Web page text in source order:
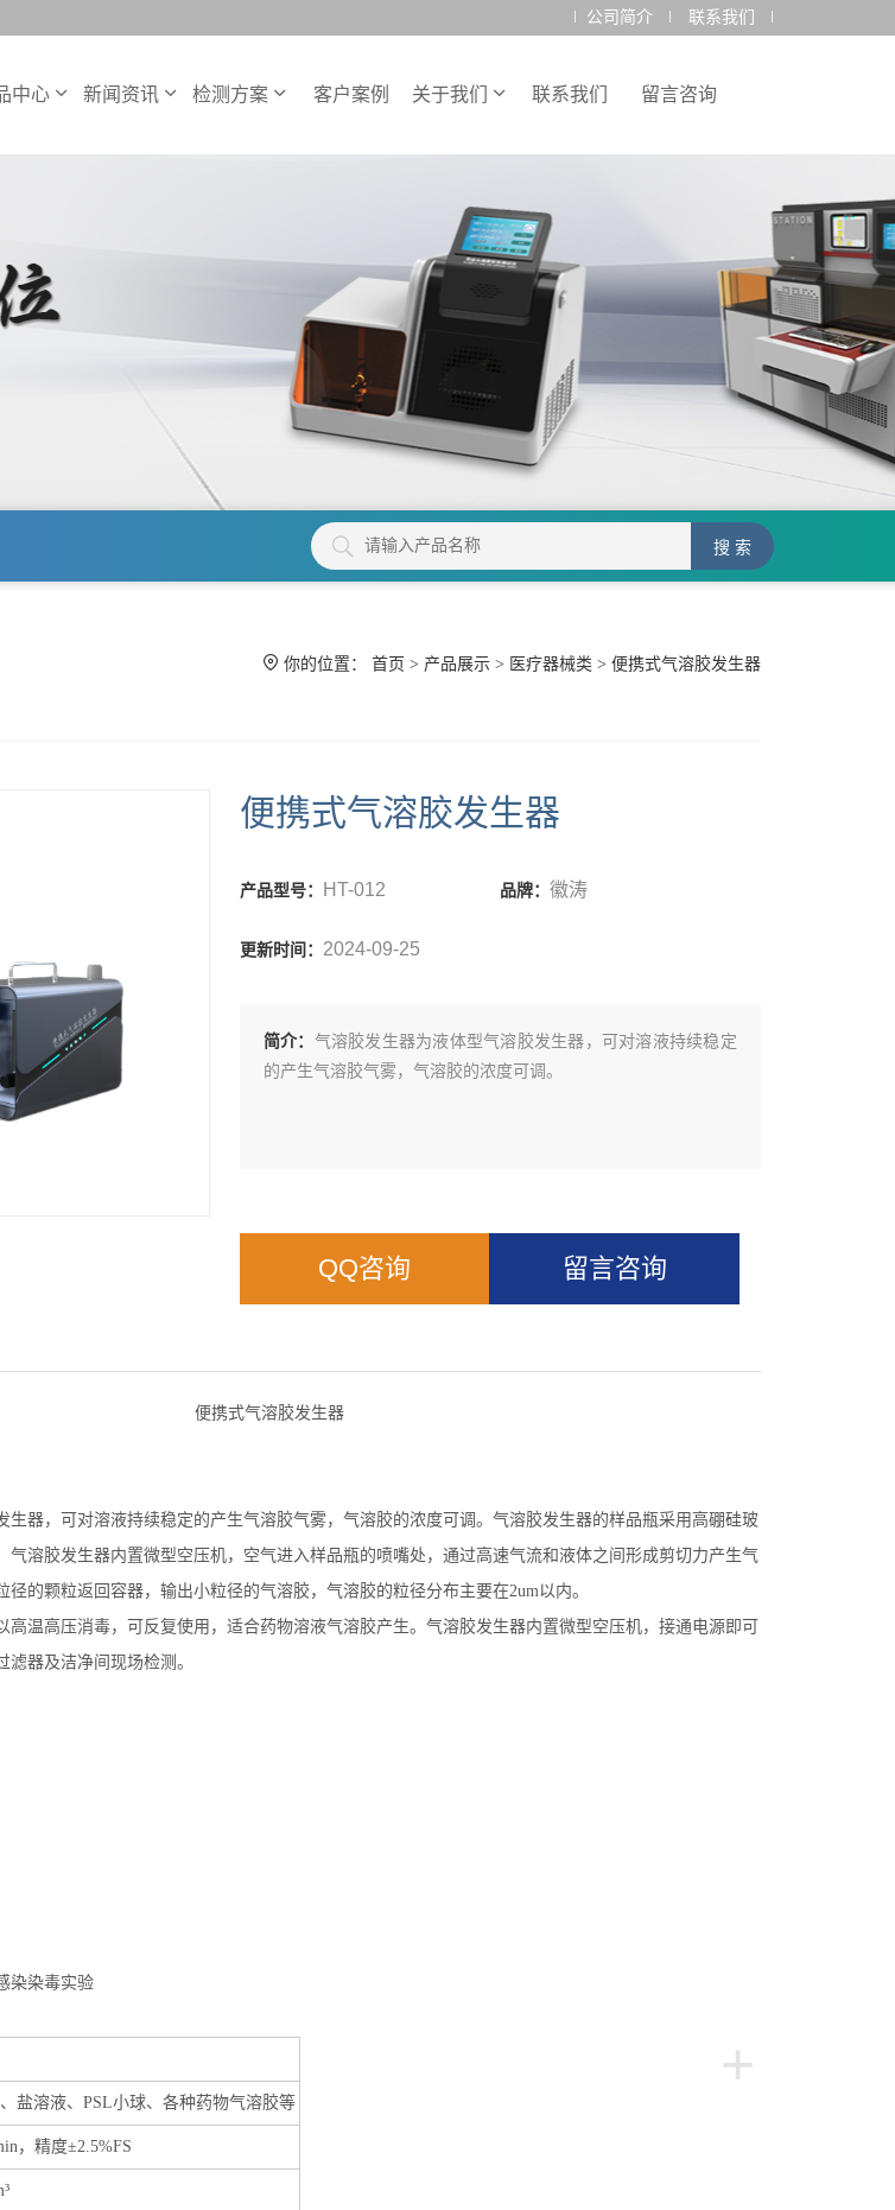
公司简介 联系我们
中心 新闻资讯 检测方案 客户案例 关于我们 联系我们 留言咨询
你的位置： 首页 > 产品展示> 医疗器械类 > 便携式气溶胶发生器
便携式气溶胶发生器
产品型号： HT-012 品牌：徽涛
更新时间： 2024-09-25
简介： 气溶胶发生器为液体型气溶胶发生器，可对溶液持续稳定
的产生气溶胶气雾，气溶胶的浓度可调。
QQ咨询 留言咨询
便携式气溶胶发生器
生器，可对溶液持续稳定的产生气溶胶气雾，气溶胶的浓度可调。气溶胶发生器的样品瓶采用高硼硅玻
气溶胶发生器内置微型空压机，空气进入样品瓶的喷嘴处，通过高速气流和液体之间形成剪切力产生气
径的颗粒返回容器，输出小粒径的气溶胶，气溶胶的粒径分布主要在2um以内。
高温高压消毒，可反复使用，适合药物溶液气溶胶产生。气溶胶发生器内置微型空压机，接通电源即可
器及洁净间现场检测。
染染毒实验
+
、盐溶液、 PSL小球、各种药物气溶胶等
， 精度±2.5%FS
³